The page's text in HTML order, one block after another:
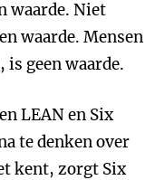
waarde. Niet
waarde. Mensen
geen waarde.
LEAN en Six
te denken over
kent, zorgt Six